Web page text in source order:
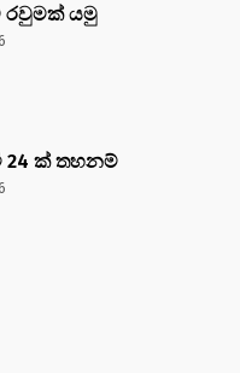
රවුමක් යමු
24 ක් තහනම්